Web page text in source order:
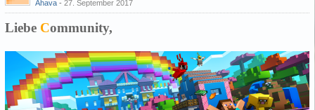
Ahava 27. September 2017
Liebe Community,